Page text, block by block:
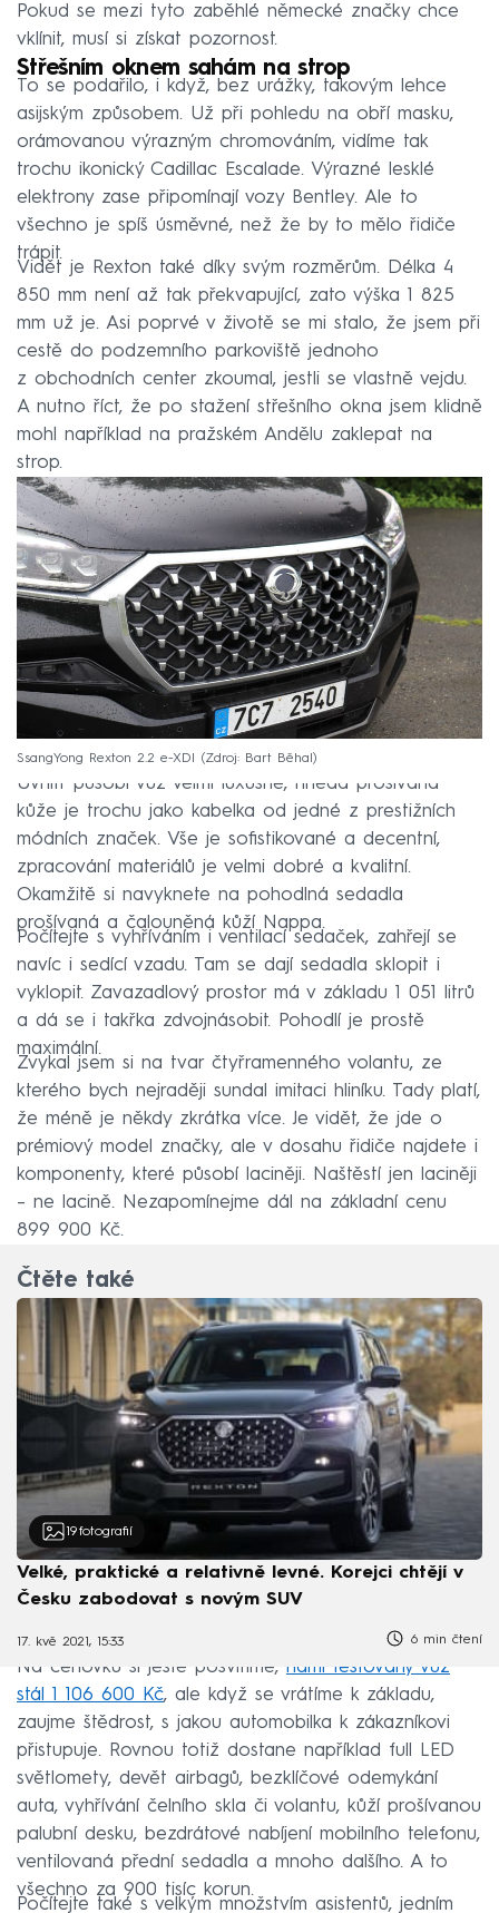
Pokud se mezi tyto zaběhlé německé značky chce
vklínit, musí si získat pozornost.
Střešním oknem sahám na strop
To se podařilo, i když, bez urážky, takovým lehce
asijským způsobem. Už při pohledu na obří masku,
orámovanou výrazným chromováním, vidíme tak
trochu ikonický Cadillac Escalade. Výrazné lesklé
elektrony zase připomínají vozy Bentley. Ale to
všechno je spíš úsměvné, než že by to mělo řidiče
trápit.
Vidět je Rexton také díky svým rozměrům. Délka 4
850 mm není až tak překvapující, zato výška 1 825
mm už je. Asi poprvé v životě se mi stalo, že jsem při
cestě do podzemního parkoviště jednoho
z obchodních center zkoumal, jestli se vlastně vejdu.
A nutno říct, že po stažení střešního okna jsem klidně
mohl například na pražském Andělu zaklepat na
strop.
SsangYong Rexton 2.2 e-XDI Zdroj: Bart Běhal
Uvnitř působí vůz velmi luxusně, hnědá prošívaná
kůže je trochu jako kabelka od jedné z prestižních
módních značek. Vše je sofistikované a decentní,
zpracování materiálů je velmi dobré a kvalitní.
Okamžitě si navyknete na pohodlná sedadla
prošívaná a čalouněná kůží Nappa.
Počítejte s vyhříváním i ventilací sedaček, zahřejí se
navíc i sedící vzadu. Tam se dají sedadla sklopit i
vyklopit. Zavazadlový prostor má v základu 1 051 litrů
a dá se i takřka zdvojnásobit. Pohodlí je prostě
maximální.
Zvykal jsem si na tvar čtyřramenného volantu, ze
kterého bych nejraději sundal imitaci hliníku. Tady platí,
že méně je někdy zkrátka více. Je vidět, že jde o
prémiový model značky, ale v dosahu řidiče najdete i
komponenty, které působí laciněji. Naštěstí jen laciněji
–⁠ ne lacině. Nezapomínejme dál na základní cenu
899 900 Kč.
Čtěte také
19 fotografií
Velké, praktické a relativně levné. Korejci chtějí v
Česku zabodovat s novým SUV
17. kvě 2021, 15:33 6 min čtení
Na cenovku si ještě posvítíme, námi testovaný vůz
stál 1 106 600 Kč, ale když se vrátíme k základu,
zaujme štědrost, s jakou automobilka k zákazníkovi
přistupuje. Rovnou totiž dostane například full LED
světlomety, devět airbagů, bezklíčové odemykání
auta, vyhřívání čelního skla či volantu, kůží prošívanou
palubní desku, bezdrátové nabíjení mobilního telefonu,
ventilovaná přední sedadla a mnoho dalšího. A to
všechno za 900 tisíc korun.
Počítejte také s velkým množstvím asistentů, jedním